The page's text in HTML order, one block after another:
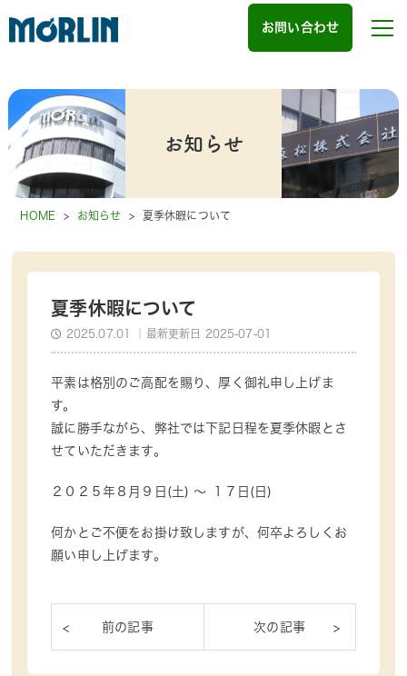
お問い合わせ
お知らせ
HOME > お知らせ > 夏季休暇について
夏季休暇について
2025.07.01 ｜最新更新日 2025-07-01
平素は格別のご高配を賜り、厚く御礼申し上げま
す。
誠に勝手ながら、弊社では下記日程を夏季休暇とさ
せていただきます。
２０２５年８月９日(土) ～ １７日(日)
何かとご不便をお掛け致しますが、何卒よろしくお
願い申し上げます。